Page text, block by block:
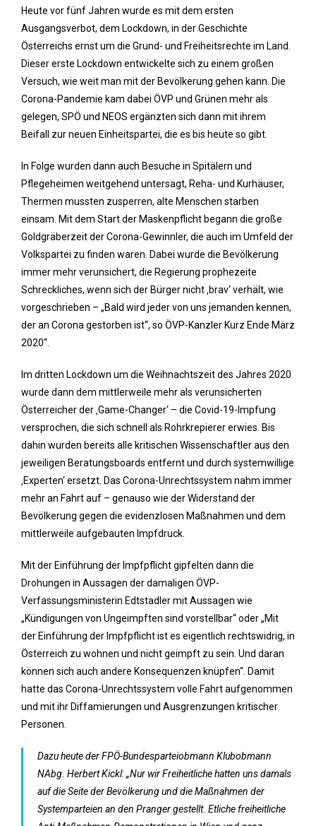
Heute vor fünf Jahren wurde es mit dem ersten
Ausgangsverbot, dem Lockdown, in der Geschichte
Österreichs ernst um die Grund- und Freiheitsrechte im Land.
Dieser erste Lockdown entwickelte sich zu einem großen
Versuch, wie weit man mit der Bevölkerung gehen kann. Die
Corona-Pandemie kam dabei ÖVP und Grünen mehr als
gelegen, SPÖ und NEOS ergänzten sich dann mit ihrem
Beifall zur neuen Einheitspartei, die es bis heute so gibt.
In Folge wurden dann auch Besuche in Spitälern und
Pflegeheimen weitgehend untersagt, Reha- und Kurhäuser,
Thermen mussten zusperren, alte Menschen starben
einsam. Mit dem Start der Maskenpflicht begann die große
Goldgräberzeit der Corona-Gewinnler, die auch im Umfeld der
Volkspartei zu finden waren. Dabei wurde die Bevölkerung
immer mehr verunsichert, die Regierung prophezeite
Schreckliches, wenn sich der Bürger nicht ‚brav‘ verhält, wie
vorgeschrieben – „Bald wird jeder von uns jemanden kennen,
der an Corona gestorben ist“, so ÖVP-Kanzler Kurz Ende März
2020“.
Im dritten Lockdown um die Weihnachtszeit des Jahres 2020
wurde dann dem mittlerweile mehr als verunsicherten
Österreicher der ‚Game-Changer‘ – die Covid-19-Impfung
versprochen, die sich schnell als Rohrkrepierer erwies. Bis
dahin wurden bereits alle kritischen Wissenschaftler aus den
jeweiligen Beratungsboards entfernt und durch systemwillige
‚Experten‘ ersetzt. Das Corona-Unrechtssystem nahm immer
mehr an Fahrt auf – genauso wie der Widerstand der
Bevölkerung gegen die evidenzlosen Maßnahmen und dem
mittlerweile aufgebauten Impfdruck.
Mit der Einführung der Impfpflicht gipfelten dann die
Drohungen in Aussagen der damaligen ÖVP-
Verfassungsministerin Edtstadler mit Aussagen wie
„Kündigungen von Ungeimpften sind vorstellbar“ oder „Mit
der Einführung der Impfpflicht ist es eigentlich rechtswidrig, in
Österreich zu wohnen und nicht geimpft zu sein. Und daran
können sich auch andere Konsequenzen knüpfen“. Damit
hatte das Corona-Unrechtssystem volle Fahrt aufgenommen
und mit ihr Diffamierungen und Ausgrenzungen kritischer
Personen.
Dazu heute der FPÖ-Bundesparteiobmann Klubobmann
NAbg. Herbert Kickl: „Nur wir Freiheitliche hatten uns damals
auf die Seite der Bevölkerung und die Maßnahmen der
Systemparteien an den Pranger gestellt. Etliche freiheitliche